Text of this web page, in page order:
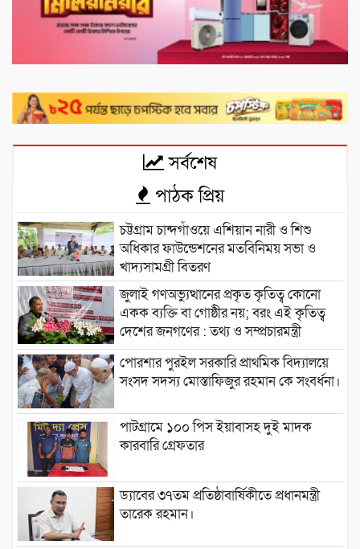
সর্বশেষ
পাঠক প্রিয়
চট্টগ্রাম চান্দগাঁওয়ে এশিয়ান নারী ও শিশু
অধিকার ফাউন্ডেশনের মতবিনিময় সভা ও
খাদ্যসামগ্রী বিতরণ
জুলাই গণঅভ্যুত্থানের প্রকৃত কৃতিত্ব কোনো
একক ব্যক্তি বা গোষ্ঠীর নয়; বরং এই কৃতিত্ব
দেশের জনগণের : তথ্য ও সম্প্রচারমন্ত্রী
পোরশার পুরইল সরকারি প্রাথমিক বিদ্যালয়ে
সংসদ সদস্য মোস্তাফিজুর রহমান কে সংবর্ধনা।
পাটগ্রামে ১০০ পিস ইয়াবাসহ দুই মাদক
কারবারি গ্রেফতার
ড্যাবের ৩৭তম প্রতিষ্ঠাবার্ষিকীতে প্রধানমন্ত্রী
তারেক রহমান।